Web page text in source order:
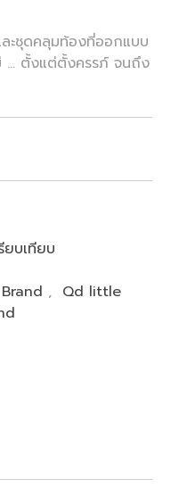
ะชุดคลุมท้องที่ออกแบบ
… ตั้งแต่ตั้งครรภ์ จนถึง
ยบเทียบ
, Qd little